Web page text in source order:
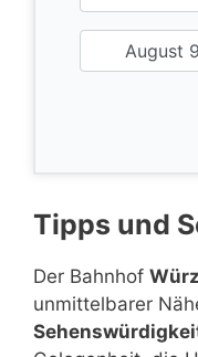
Tipps und
Der Bahnhof
unmittelbarer